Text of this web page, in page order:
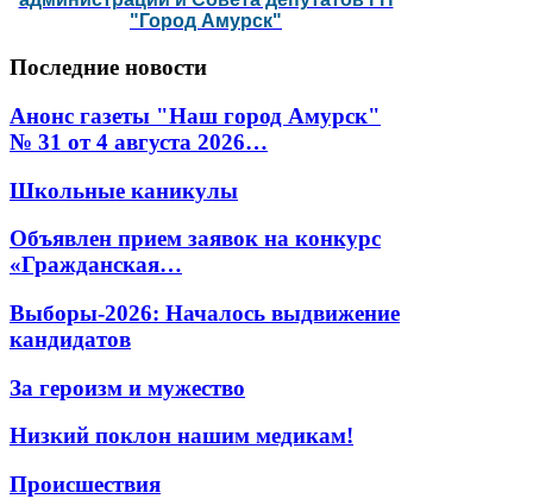
"Город Амурск"
Последние новости
Анонс газеты "Наш город Амурск"
№ 31 от 4 августа 2026…
Школьные каникулы
Объявлен прием заявок на конкурс
«Гражданская…
Выборы-2026: Началось выдвижение
кандидатов
За героизм и мужество
Низкий поклон нашим медикам!
Происшествия